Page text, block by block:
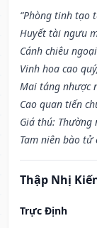
“Phòng tinh tạo
Huyết tài ngưu
Cánh chiêu
Vinh hoa cao
Mai táng nhược
Cao quan tiến
Giá thú: Thường
Tam niên bào tử
Thập Nhị
Trực Định